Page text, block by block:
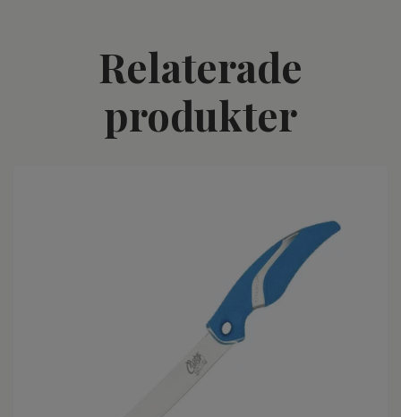
Relaterade
produkter